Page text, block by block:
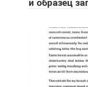
и образец